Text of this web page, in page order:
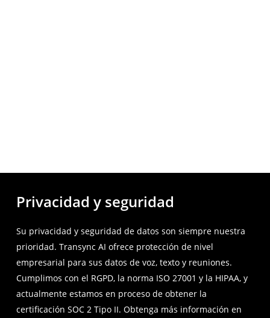
Privacidad y seguridad
Su privacidad y seguridad de datos son siempre nuestra
prioridad. Transync AI ofrece protección de nivel
empresarial para sus datos de voz, texto y reuniones.
Cumplimos con el RGPD, la norma ISO 27001 y la HIPAA, y
actualmente estamos en proceso de obtener la
certificación SOC 2 Tipo II. Obtenga más información en